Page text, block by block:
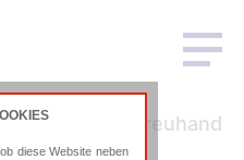
Commerzial Treuhand
diese Website neben